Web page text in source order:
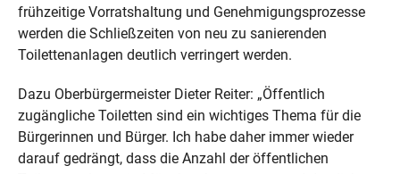
frühzeitige Vorratshaltung und Genehmigungsprozesse
werden die Schließzeiten von neu zu sanierenden
Toilettenanlagen deutlich verringert werden.
Dazu Oberbürgermeister Dieter Reiter: „Öffentlich
zugängliche Toiletten sind ein wichtiges Thema für die
Bürgerinnen und Bürger. Ich habe daher immer wieder
darauf gedrängt, dass die Anzahl der öffentlichen